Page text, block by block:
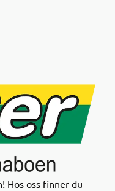
Hos oss finner du